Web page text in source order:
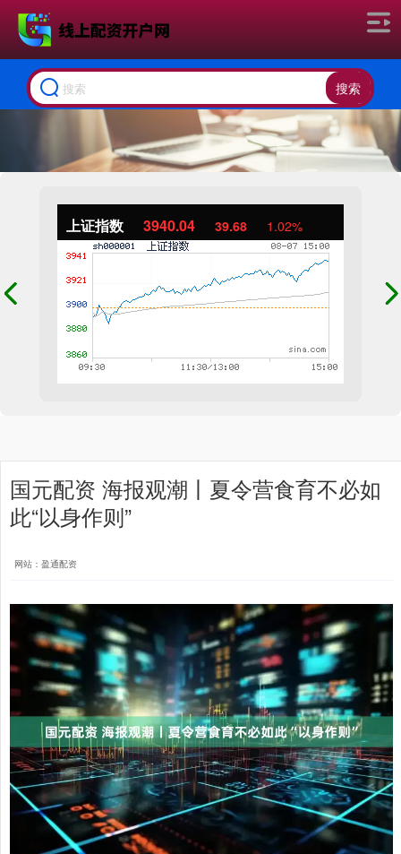
搜索
上证指数 3940.04 39.68 1.02%
国元配资 海报观潮丨夏令营食育不必如
此“以身作则”
网站：盈通配资